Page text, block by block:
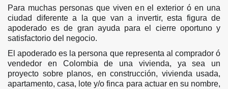
Para muchas personas que viven en el exterior ó en una
ciudad diferente a la que van a invertir, esta figura de
apoderado es de gran ayuda para el cierre oportuno y
satisfactorio del negocio.
El apoderado es la persona que representa al comprador ó
vendedor en Colombia de una vivienda, ya sea un
proyecto sobre planos, en construcción, vivienda usada,
apartamento, casa, lote y/o finca para actuar en su nombre,